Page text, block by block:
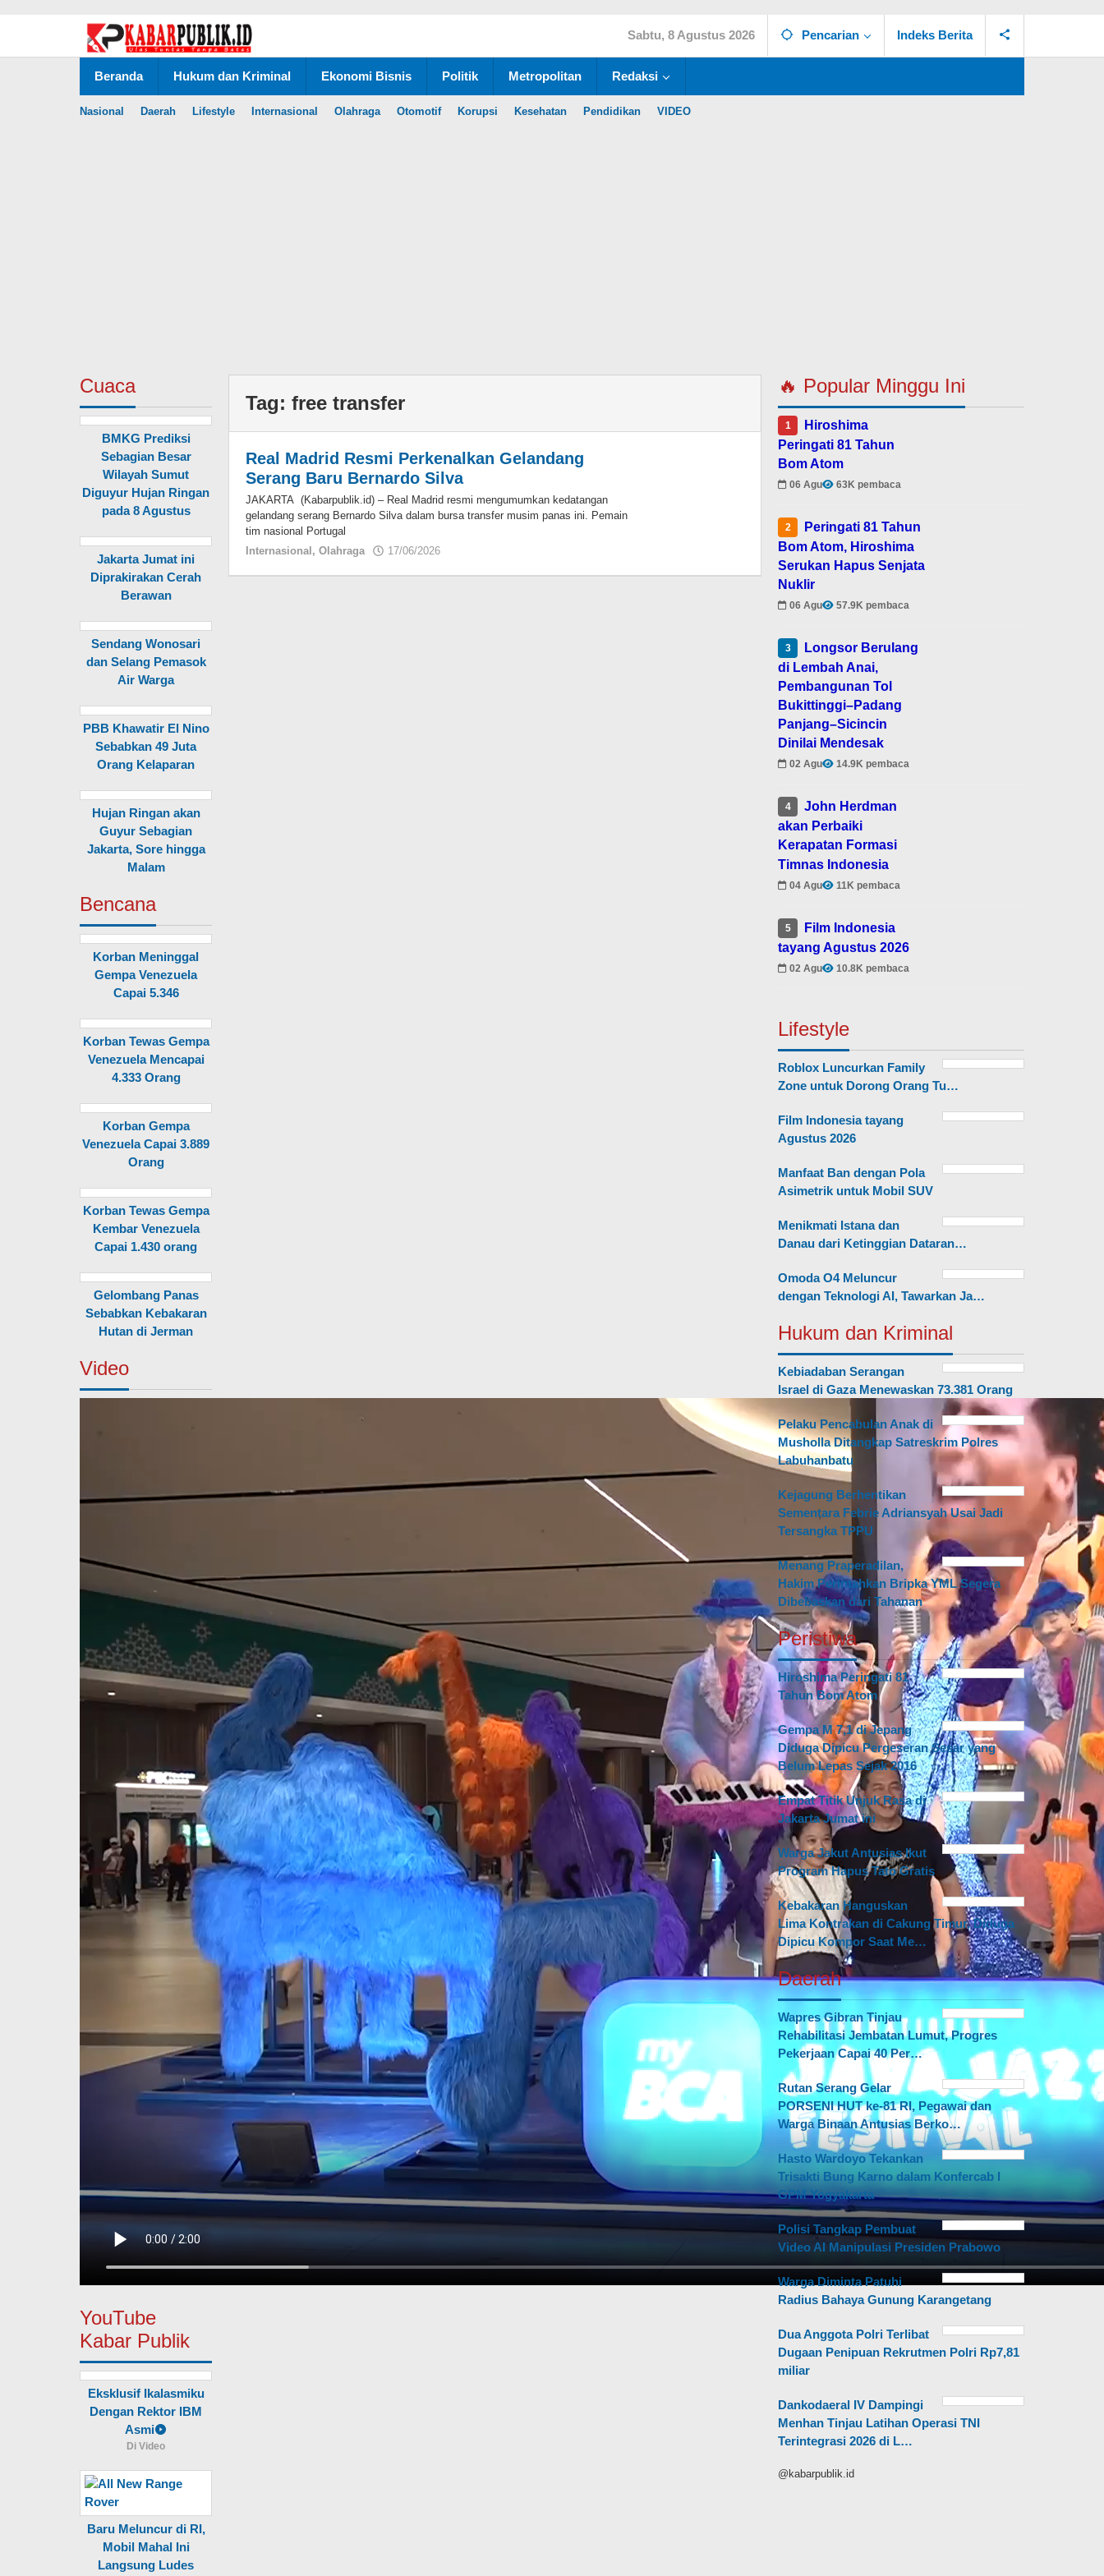
konten
Sabtu, 8 Agustus 2026 Pencarian Indeks Berita
Beranda Hukum dan Kriminal Ekonomi Bisnis Politik Metropolitan Redaksi
Nasional Daerah Lifestyle Internasional Olahraga Otomotif Korupsi Kesehatan Pendidikan VIDEO
Cuaca
BMKG Prediksi
Sebagian Besar
Wilayah Sumut
Diguyur Hujan Ringan
pada 8 Agustus
Jakarta Jumat ini
Diprakirakan Cerah
Berawan
Sendang Wonosari
dan Selang Pemasok
Air Warga
PBB Khawatir El Nino
Sebabkan 49 Juta
Orang Kelaparan
Hujan Ringan akan
Guyur Sebagian
Jakarta, Sore hingga
Malam
Bencana
Korban Meninggal
Gempa Venezuela
Capai 5.346
Korban Tewas Gempa
Venezuela Mencapai
4.333 Orang
Korban Gempa
Venezuela Capai 3.889
Orang
Korban Tewas Gempa
Kembar Venezuela
Capai 1.430 orang
Gelombang Panas
Sebabkan Kebakaran
Hutan di Jerman
Video
YouTube
Kabar Publik
Eksklusif Ikalasmiku
Dengan Rektor IBM
Asmi
Di Video
Baru Meluncur di RI,
Mobil Mahal Ini
Langsung Ludes
Tag:free transfer
Real Madrid Resmi Perkenalkan Gelandang
Serang Baru Bernardo Silva
JAKARTA (Kabarpublik.id) – Real Madrid resmi mengumumkan kedatangan
gelandang serang Bernardo Silva dalam bursa transfer musim panas ini. Pemain
tim nasional Portugal
Internasional ,Olahraga 17/06/2026
🔥 Popular Minggu Ini
1
Hiroshima
Peringati 81 Tahun
Bom Atom
06 Agu 63K pembaca
2
Peringati 81 Tahun
Bom Atom, Hiroshima
Serukan Hapus Senjata
Nuklir
06 Agu 57.9K pembaca
3
Longsor Berulang
di Lembah Anai,
Pembangunan Tol
Bukittinggi–Padang
Panjang–Sicincin
Dinilai Mendesak
02 Agu 14.9K pembaca
4
John Herdman
akan Perbaiki
Kerapatan Formasi
Timnas Indonesia
04 Agu 11K pembaca
5
Film Indonesia
tayang Agustus 2026
02 Agu 10.8K pembaca
Lifestyle
Roblox Luncurkan Family
Zone untuk Dorong Orang Tu…
Film Indonesia tayang
Agustus 2026
Manfaat Ban dengan Pola
Asimetrik untuk Mobil SUV
Menikmati Istana dan
Danau dari Ketinggian Dataran…
Omoda O4 Meluncur
dengan Teknologi AI, Tawarkan Ja…
Hukum dan Kriminal
Kebiadaban Serangan
Israel di Gaza Menewaskan 73.381 Orang
Pelaku Pencabulan Anak di
Musholla Ditangkap Satreskrim Polres
Labuhanbatu
Kejagung Berhentikan
Sementara Febrie Adriansyah Usai Jadi
Tersangka TPPU
Menang Praperadilan,
Hakim Perintahkan Bripka YML Segera
Dibebaskan dari Tahanan
Peristiwa
Hiroshima Peringati 81
Tahun Bom Atom
Gempa M 7,1 di Jepang
Diduga Dipicu Pergeseran Sesar yang
Belum Lepas Sejak 2016
Empat Titik Unjuk Rasa di
Jakarta Jumat ini
Warga Jakut Antusias Ikut
Program Hapus Tato Gratis
Kebakaran Hanguskan
Lima Kontrakan di Cakung Timur, Diduga
Dipicu Kompor Saat Me…
Daerah
Wapres Gibran Tinjau
Rehabilitasi Jembatan Lumut, Progres
Pekerjaan Capai 40 Per…
Rutan Serang Gelar
PORSENI HUT ke-81 RI, Pegawai dan
Warga Binaan Antusias Berko…
Hasto Wardoyo Tekankan
Trisakti Bung Karno dalam Konfercab I
GPM Yogyakarta
Polisi Tangkap Pembuat
Video AI Manipulasi Presiden Prabowo
Warga Diminta Patuhi
Radius Bahaya Gunung Karangetang
Dua Anggota Polri Terlibat
Dugaan Penipuan Rekrutmen Polri Rp7,81
miliar
Dankodaeral IV Dampingi
Menhan Tinjau Latihan Operasi TNI
Terintegrasi 2026 di L…
@kabarpublik.id